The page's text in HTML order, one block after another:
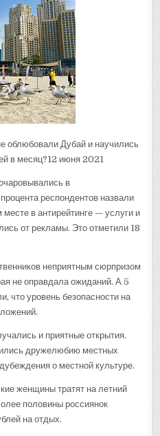
облюбовали Дубай и научились
в месяц?12 июня 2021
в
респондентов назвали
в антирейтинге — услуги и
от рекламы. Это отметили 18
неприятным сюрпризом
не оправдала ожиданий. А 5
что уровень безопасности на
и приятные открытия.
дружелюбию местных
о местной культуре.
женщины тратят на летний
половины россиянок
на отдых.